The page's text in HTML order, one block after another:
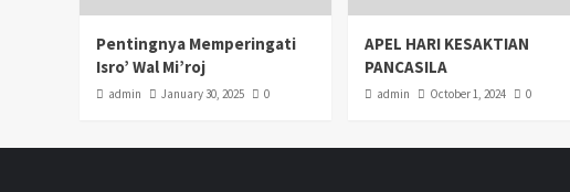
Pentingnya Memperingati
Isro’ Wal Mi’roj
admin January 30, 2025 0
APEL HARI KESAKTIAN
PANCASILA
admin October 1, 2024 0